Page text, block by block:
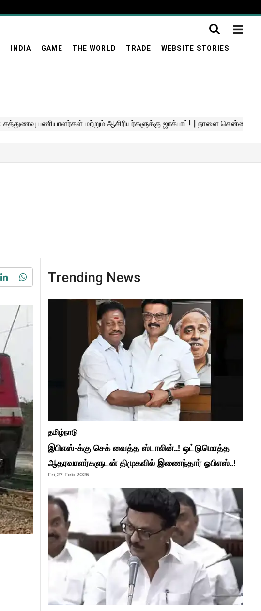
INDIA GAME THE WORLD TRADE WEBSITE STORIES
Trending News
தமிழ்நாடு
இபிஎஸ்-க்கு செக் வைத்த ஸ்டாலின்..! ஒட்டுமொத்த
ஆதரவாளர்களுடன் திமுகவில் இணைந்தார் ஓபிஎஸ்..!
Fri,27 Feb 2026